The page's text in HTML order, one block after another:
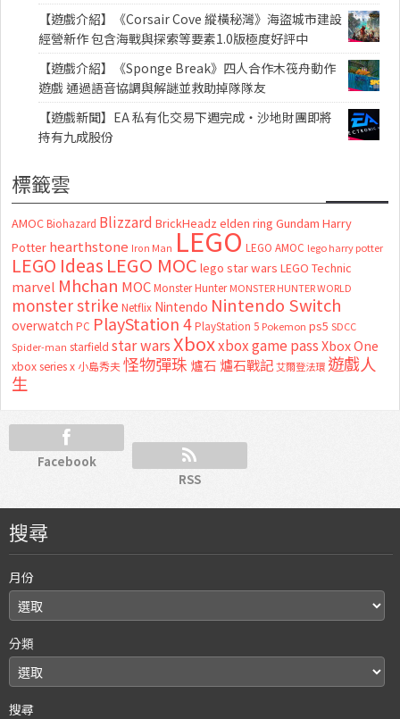
【遊戲介紹】《Corsair Cove 縱橫秘灣》海盜城市建設
經營新作 包含海戰與探索等要素1.0版極度好評中
【遊戲介紹】《Sponge Break》四人合作木筏舟動作
遊戲 通過語音協調與解謎並救助掉隊隊友
【遊戲新聞】EA 私有化交易下週完成・沙地財團即將
持有九成股份
標籤雲
AMOC Biohazard Blizzard BrickHeadz elden ring Gundam Harry
Potter hearthstone Iron Man LEGO LEGO AMOC lego harry potter
LEGO Ideas LEGO MOC lego star wars LEGO Technic
marvel Mhchan MOC Monster Hunter MONSTER HUNTER WORLD
monster strike Netflix Nintendo Nintendo Switch
overwatch PC PlayStation 4 PlayStation 5 Pokemon ps5 SDCC
Spider-man starfield star warsXboxxbox game passXbox One
xbox series x 小島秀夫怪物彈珠 爐石 爐石戰記艾爾登法環 遊戲人
生
Facebook
RSS
搜尋
月份
分類
搜尋